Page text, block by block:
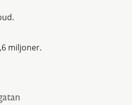
miljoner.